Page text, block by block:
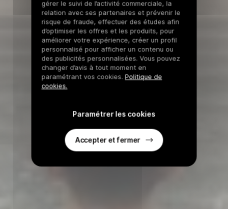
gérer le suivi de l’activité commerciale, la
relation avec ses partenaires et prévenir le
risque de fraude, effectuer des études afin
d’optimiser les offres et les produits, pour
améliorer votre expérience, créer un profil
personnalisé pour afficher un contenu ou
des publicités personnalisées. Vous pouvez
changer d’avis à tout moment en
paramétrant vos cookies. Politique de
cookies.
Paramétrer les cookies
Accepter et fermer